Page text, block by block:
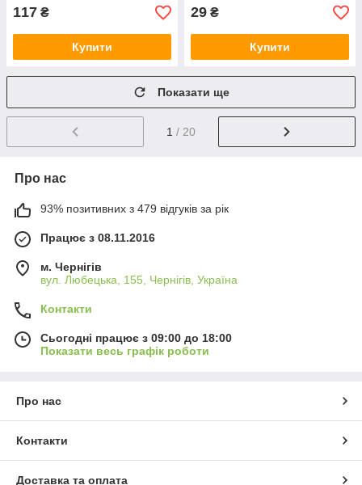
117 ₴
Купити
29 ₴
Купити
Показати ще
1 / 20
Про нас
93% позитивних з 479 відгуків за рік
Працює з 08.11.2016
м. Чернігів
вул. Любецька, 155, Чернігів, Україна
Контакти
Сьогодні працює з 09:00 до 18:00
Показати весь графік роботи
Про нас
Контакти
Доставка та оплата